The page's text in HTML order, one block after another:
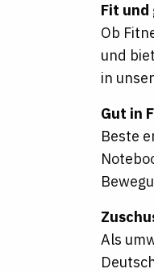
Fit und
Ob
und
in
Gut in
Beste
Als